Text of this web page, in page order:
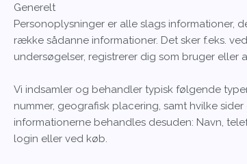
Generelt
Personoplysninger er alle slags informationer,
række sådanne informationer. Det sker f.eks.
undersøgelser, registrerer dig som bruger
Vi indsamler og behandler typisk følgende
nummer, geografisk placering, samt hvilke
informationerne behandles desuden: Navn,
login eller ved køb.